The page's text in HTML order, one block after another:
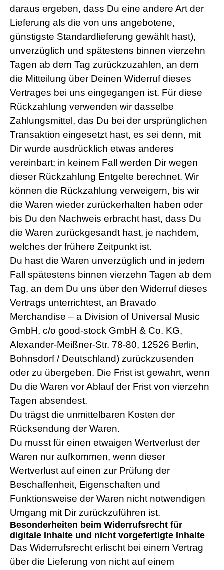
daraus ergeben, dass Du eine andere Art der
Lieferung als die von uns angebotene,
günstigste Standardlieferung gewählt hast),
unverzüglich und spätestens binnen vierzehn
Tagen ab dem Tag zurückzuzahlen, an dem
die Mitteilung über Deinen Widerruf dieses
Vertrages bei uns eingegangen ist. Für diese
Rückzahlung verwenden wir dasselbe
Zahlungsmittel, das Du bei der ursprünglichen
Transaktion eingesetzt hast, es sei denn, mit
Dir wurde ausdrücklich etwas anderes
vereinbart; in keinem Fall werden Dir wegen
dieser Rückzahlung Entgelte berechnet. Wir
können die Rückzahlung verweigern, bis wir
die Waren wieder zurückerhalten haben oder
bis Du den Nachweis erbracht hast, dass Du
die Waren zurückgesandt hast, je nachdem,
welches der frühere Zeitpunkt ist.
Du hast die Waren unverzüglich und in jedem
Fall spätestens binnen vierzehn Tagen ab dem
Tag, an dem Du uns über den Widerruf dieses
Vertrags unterrichtest, an Bravado
Merchandise – a Division of Universal Music
GmbH, c/o good-stock GmbH & Co. KG,
Alexander-Meißner-Str. 78-80, 12526 Berlin,
Bohnsdorf / Deutschland) zurückzusenden
oder zu übergeben. Die Frist ist gewahrt, wenn
Du die Waren vor Ablauf der Frist von vierzehn
Tagen absendest.
Du trägst die unmittelbaren Kosten der
Rücksendung der Waren.
Du musst für einen etwaigen Wertverlust der
Waren nur aufkommen, wenn dieser
Wertverlust auf einen zur Prüfung der
Beschaffenheit, Eigenschaften und
Funktionsweise der Waren nicht notwendigen
Umgang mit Dir zurückzuführen ist.
Besonderheiten beim Widerrufsrecht für
digitale Inhalte und nicht vorgefertigte Inhalte
Das Widerrufsrecht erlischt bei einem Vertrag
über die Lieferung von nicht auf einem